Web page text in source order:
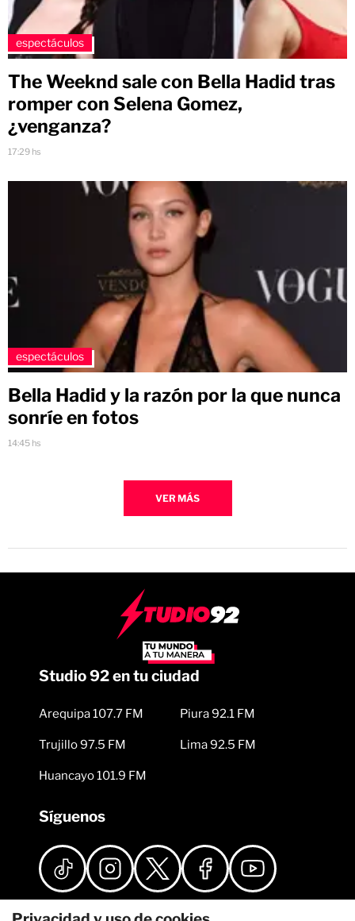
espectáculos
The Weeknd sale con Bella Hadid tras
romper con Selena Gomez,
¿venganza?
17:29 hs
espectáculos
Bella Hadid y la razón por la que nunca
sonríe en fotos
14:45 hs
VER MÁS
Studio 92 en tu ciudad
Arequipa 107.7 FM
Trujillo 97.5 FM
Huancayo 101.9 FM
Piura 92.1 FM
Lima 92.5 FM
Síguenos